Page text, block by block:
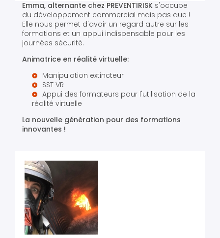
Emma, alternante chez PREVENTIRISK s'occupe
du développement commercial mais pas que !
Elle nous permet d'avoir un regard autre sur les
formations et un appui indispensable pour les
journées sécurité.
Animatrice en réalité virtuelle:
Manipulation extincteur
SST VR
Appui des formateurs pour l'utilisation de la
réalité virtuelle
La nouvelle génération pour des formations
innovantes !